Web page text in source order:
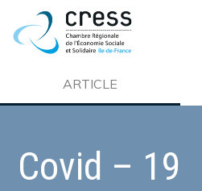
ARTICLE
Covid – 19
PLAN DE SITE